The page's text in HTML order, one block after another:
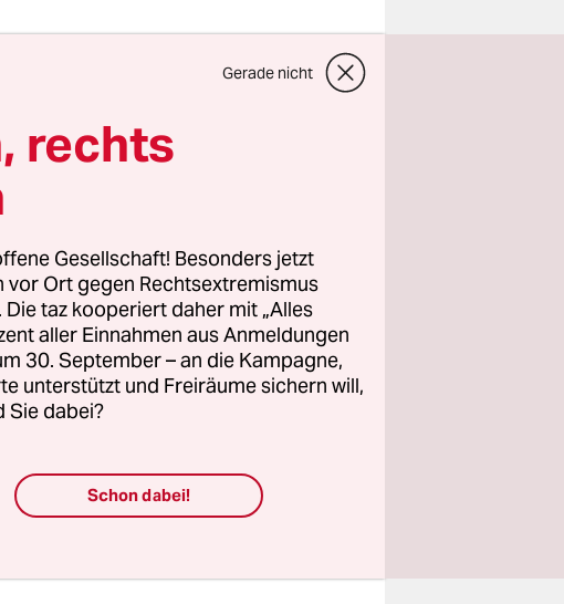
nicht
dass
außerhalb
muss. Die
auf die ganze
dann nicht auch
verlangen?
hergestellt
Gerade nicht
rechts
Gesellschaft! Besonders jetzt
vor Ort gegen Rechtsextremismus
taz kooperiert daher mit „Alles
aller Einnahmen aus Anmeldungen
30. September – an die Kampagne,
unterstützt und Freiräume sichern will,
Sie dabei?
Schon dabei!